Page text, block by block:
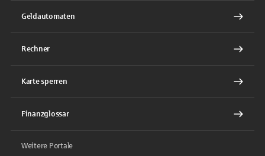
Geldautomaten
Rechner
Karte sperren
Finanzglossar
Weitere Portale